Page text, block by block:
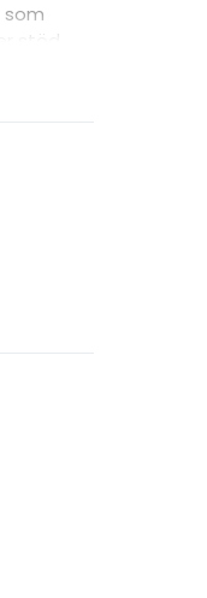
som
stöd
nätt